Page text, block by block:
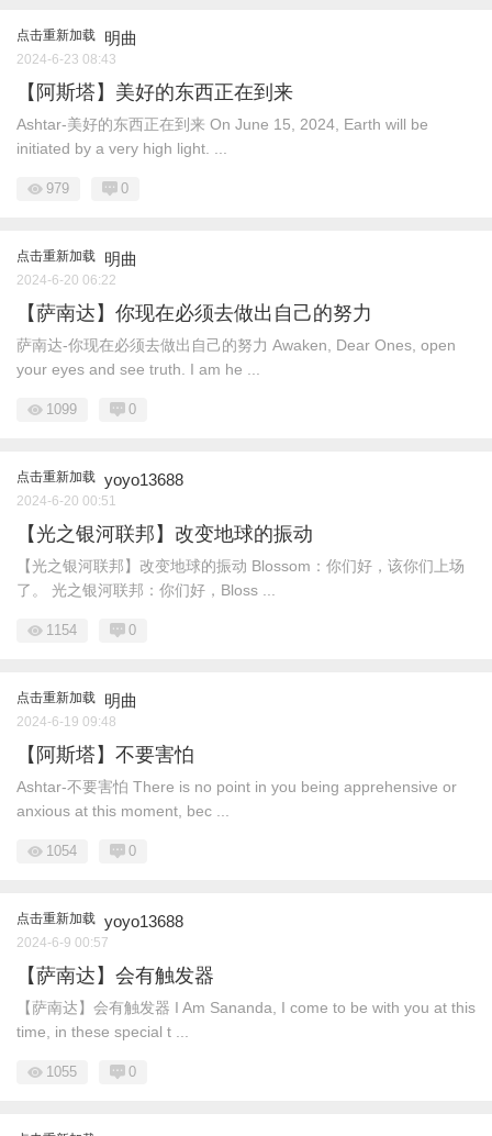
点击重新加载 明曲
2024-6-23 08:43
【阿斯塔】美好的东西正在到来
Ashtar-美好的东西正在到来 On June 15, 2024, Earth will be
initiated by a very high light. ...
979 0
点击重新加载 明曲
2024-6-20 06:22
【萨南达】你现在必须去做出自己的努力
萨南达-你现在必须去做出自己的努力 Awaken, Dear Ones, open
your eyes and see truth. I am he ...
1099 0
点击重新加载 yoyo13688
2024-6-20 00:51
【光之银河联邦】改变地球的振动
【光之银河联邦】改变地球的振动 Blossom：你们好，该你们上场
了。 光之银河联邦：你们好，Bloss ...
1154 0
点击重新加载 明曲
2024-6-19 09:48
【阿斯塔】不要害怕
Ashtar-不要害怕 There is no point in you being apprehensive or
anxious at this moment, bec ...
1054 0
点击重新加载 yoyo13688
2024-6-9 00:57
【萨南达】会有触发器
【萨南达】会有触发器 I Am Sananda, I come to be with you at this
time, in these special t ...
1055 0